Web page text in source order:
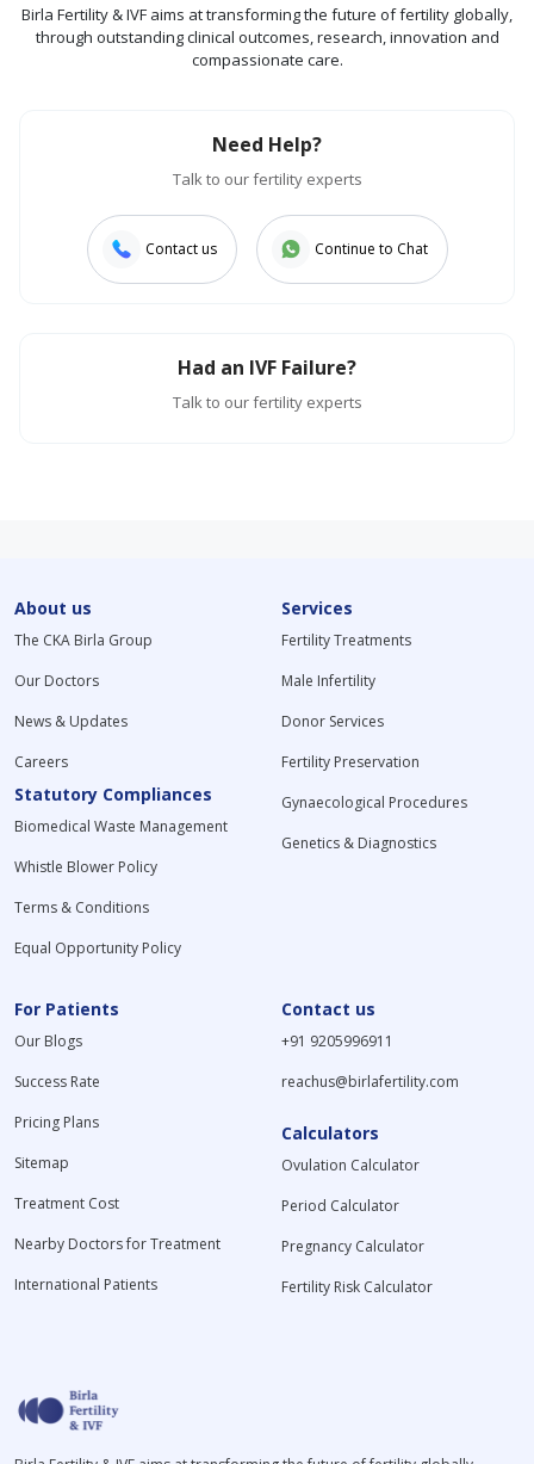
Birla Fertility & IVF aims at transforming the future of fertility globally,
through outstanding clinical outcomes, research, innovation and
compassionate care.
Need Help?
Talk to our fertility experts
Contact us Continue to Chat
Had an IVF Failure?
Talk to our fertility experts
About us
The CKA Birla Group
Our Doctors
News & Updates
Careers
Statutory Compliances
Biomedical Waste Management
Whistle Blower Policy
Terms & Conditions
Equal Opportunity Policy
Services
Fertility Treatments
Male Infertility
Donor Services
Fertility Preservation
Gynaecological Procedures
Genetics & Diagnostics
For Patients
Our Blogs
Success Rate
Pricing Plans
Sitemap
Treatment Cost
Nearby Doctors for Treatment
International Patients
Contact us
+91 9205996911
reachus@birlafertility.com
Calculators
Ovulation Calculator
Period Calculator
Pregnancy Calculator
Fertility Risk Calculator